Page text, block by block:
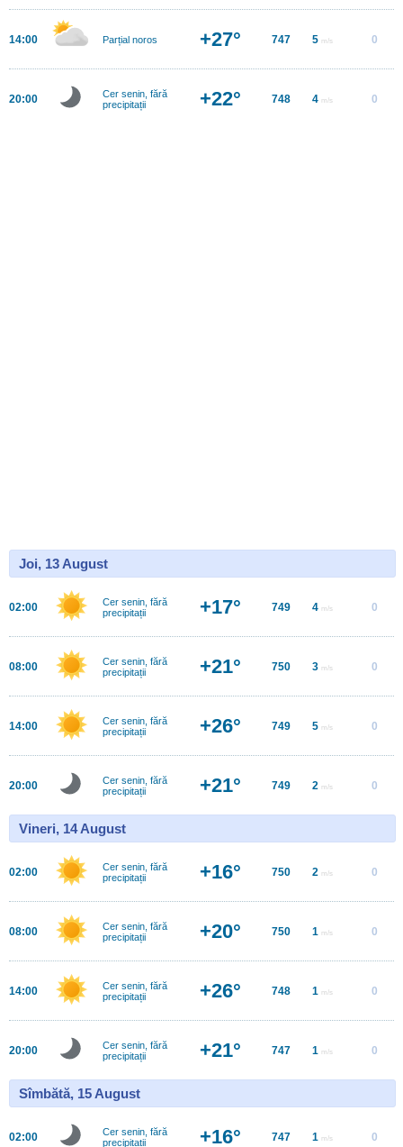
14:00 Parțial noros +27° 747 5 m/s 0
20:00
Cer senin, fără
precipitații
+22° 748 4 m/s 0
Joi, 13 August
02:00
Cer senin, fără
precipitații
+17° 749 4 m/s 0
08:00
Cer senin, fără
precipitații
+21° 750 3 m/s 0
14:00
Cer senin, fără
precipitații
+26° 749 5 m/s 0
20:00
Cer senin, fără
precipitații
+21° 749 2 m/s 0
Vineri, 14 August
02:00
Cer senin, fără
precipitații
+16° 750 2 m/s 0
08:00
Cer senin, fără
precipitații
+20° 750 1 m/s 0
14:00
Cer senin, fără
precipitații
+26° 748 1 m/s 0
20:00
Cer senin, fără
precipitații
+21° 747 1 m/s 0
Sîmbătă, 15 August
02:00
Cer senin, fără
precipitații
+16° 747 1 m/s 0